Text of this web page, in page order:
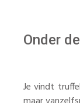
Onder
Je vindt